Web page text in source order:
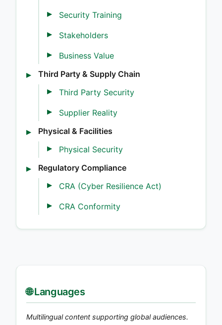
Security Training
Stakeholders
Business Value
Third Party & Supply Chain
Third Party Security
Supplier Reality
Physical & Facilities
Physical Security
Regulatory Compliance
CRA (Cyber Resilience Act)
CRA Conformity
🌐 Languages
Multilingual content supporting global audiences.